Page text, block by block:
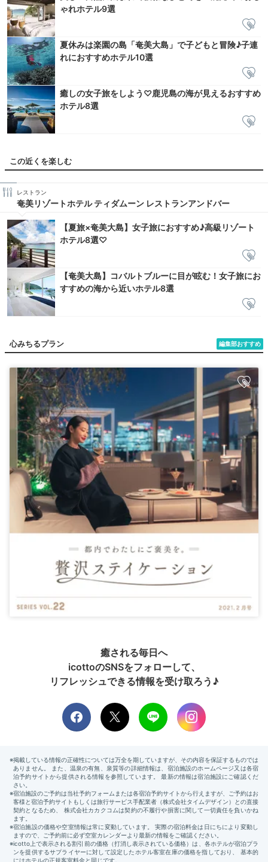
ゃれホテル9選
夏休みは楽園の島「奄美大島」で子どもと冒険♪子連
れにおすすめホテル10選
癒しの女子旅をしよう♡鹿児島の海が見えるおすすめ
ホテル8選
この近くを楽しむ
レストラン
奄美リゾートホテル ティダムーン レストランアンドバー
【夏旅×奄美大島】女子旅におすすめ♪高級リゾート
ホテル8選♡
【奄美大島】コバルトブルーに目が眩む！女子旅にお
すすめの海から近いホテル8選
編集部おすすめ
心みちるプラン
癒される毎日へ
icottoのSNSをフォローして、
リフレッシュできる情報を受け取ろう♪